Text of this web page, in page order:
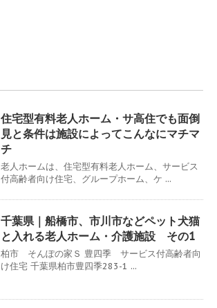
住宅型有料老人ホーム・サ高住でも面倒
見と条件は施設によってこんなにマチマ
チ
老人ホームは、住宅型有料老人ホーム、サービス
付高齢者向け住宅、グループホーム、ケ ...
千葉県｜船橋市、市川市などペット犬猫
と入れる老人ホーム・介護施設 その1
柏市 そんぽの家Ｓ 豊四季 サービス付高齢者向
け住宅 千葉県柏市豊四季283-1 ...